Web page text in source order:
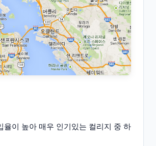
율이 높아 매우 인기있는 컬리지 중 하